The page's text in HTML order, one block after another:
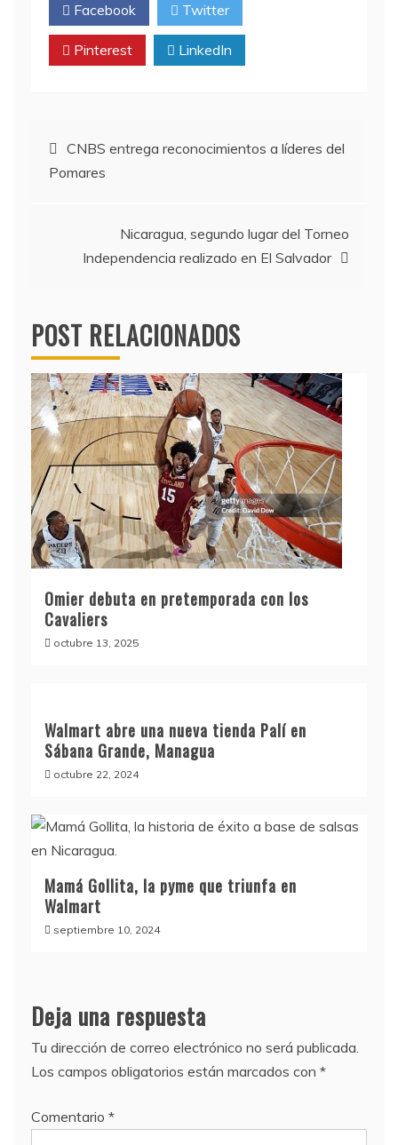
Facebook Twitter
Pinterest LinkedIn
Navegación
de
entradas
CNBS entrega reconocimientos a líderes del
Pomares
Nicaragua, segundo lugar del Torneo
Independencia realizado en El Salvador
POST RELACIONADOS
Omier debuta en pretemporada con los
Cavaliers
octubre 13, 2025
Walmart abre una nueva tienda Palí en
Sábana Grande, Managua
octubre 22, 2024
Mamá Gollita, la pyme que triunfa en
Walmart
septiembre 10, 2024
Deja una respuesta
Tu dirección de correo electrónico no será publicada.
Los campos obligatorios están marcados con *
Comentario *